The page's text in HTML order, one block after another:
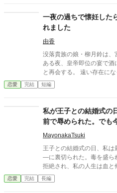
めの物語。
一夜の過ちで懐妊した
れました
由香
没落貴族の娘・柳月鈴は、
ある夜、皇帝即位の宴で
と再会する。 遠い存在になったはずの彼。 けれど、その夜をきっ
かけに月鈴の運命は大きく動き出す。 冷酷と恐
なぜか彼女だけには甘す
恋愛 完結 短編
私が王子との結婚式の
前で辱められた。でも
来た。
MayonakaTsuki
王子との結婚式の日、私
―に裏切られた。毒を盛ら
拒絶され、私の人生は血と
思えた。しかし、死が私
―私は同じ回廊で、祭壇の
恋愛 完結 長編